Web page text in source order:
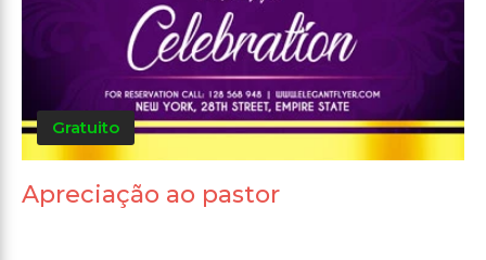
Gratuito
Apreciação ao pastor